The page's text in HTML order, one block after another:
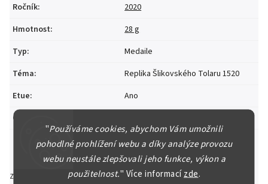
"Používáme cookies, abychom Vám umožnili
pohodlné prohlížení webu a díky analýze provozu
webu neustále zlepšovali jeho funkce, výkon a
použitelnost." Více informacízde.
Ročník:
2020
Hmotnost:
28 g
Typ:
Medaile
Téma:
Replika Šlikovského Tolaru 1520
Etue:
Ano
Certifikát
Zeptat se Hlídat Sdílet